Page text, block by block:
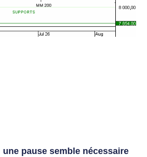
une pause semble nécessaire